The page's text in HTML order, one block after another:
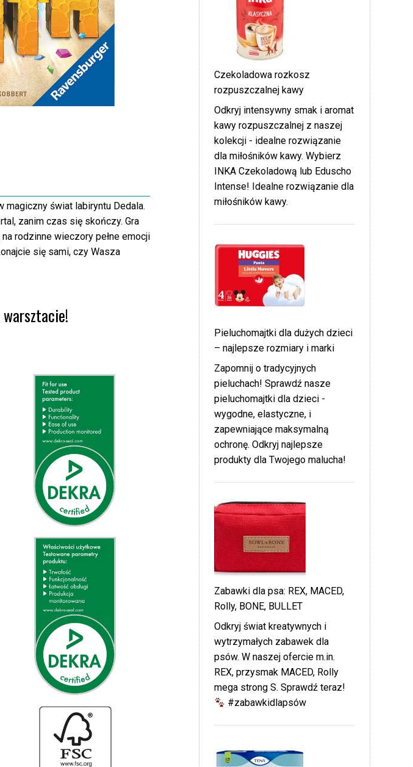
magiczny świat labiryntu Dedala.
zanim czas się skończy. Gra
rodzinne wieczory pełne emocji
się sami, czy Wasza
Czekoladowa rozkosz
rozpuszczalnej kawy
Odkryj intensywny smak i aromat
kawy rozpuszczalnej z naszej
kolekcji - idealne rozwiązanie
dla miłośników kawy. Wybierz
INKA Czekoladową lub Eduscho
Intense! Idealne rozwiązanie dla
miłośników kawy.
Pieluchomajtki dla dużych dzieci
– najlepsze rozmiary i marki
Zapomnij o tradycyjnych
pieluchach! Sprawdź nasze
pieluchomajtki dla dzieci -
wygodne, elastyczne, i
zapewniające maksymalną
ochronę. Odkryj najlepsze
produkty dla Twojego malucha!
Zabawki dla psa: REX, MACED,
Rolly, BONE, BULLET
Odkryj świat kreatywnych i
wytrzymałych zabawek dla
psów. W naszej ofercie m.in.
REX, przysmak MACED, Rolly
mega strong S. Sprawdź teraz!
#zabawkidlapsów